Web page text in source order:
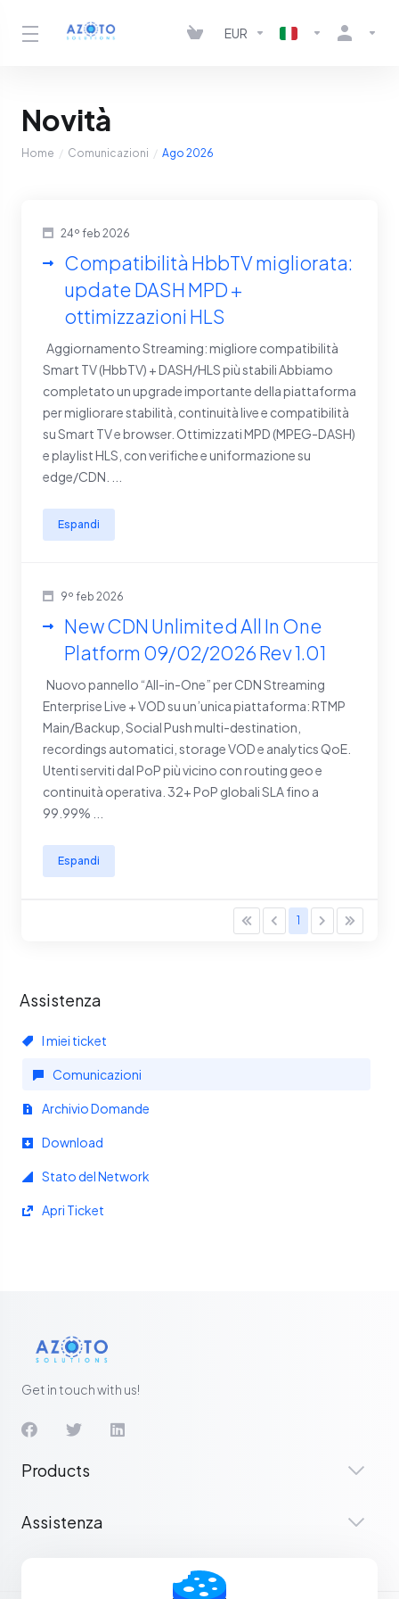
EUR
Novità
Home Comunicazioni Ago 2026
Assistenza
I miei ticket
Comunicazioni
Archivio Domande
Download
Stato del Network
Apri Ticket
24º feb 2026
Compatibilità HbbTV migliorata:
update DASH MPD +
ottimizzazioni HLS
Aggiornamento Streaming: migliore compatibilità
Smart TV (HbbTV) + DASH/HLS più stabili Abbiamo
completato un upgrade importante della piattaforma
per migliorare stabilità, continuità live e compatibilità
su Smart TV e browser. Ottimizzati MPD (MPEG-DASH)
e playlist HLS, con verifiche e uniformazione su
edge/CDN. ...
Espandi
9º feb 2026
New CDN Unlimited All In One
Platform 09/02/2026 Rev 1.01
Nuovo pannello “All-in-One” per CDN Streaming
Enterprise Live + VOD su un’unica piattaforma: RTMP
Main/Backup, Social Push multi-destination,
recordings automatici, storage VOD e analytics QoE.
Utenti serviti dal PoP più vicino con routing geo e
continuità operativa. 32+ PoP globali SLA fino a
99.99% ...
Espandi
1
Get in touch with us!
Products
Assistenza